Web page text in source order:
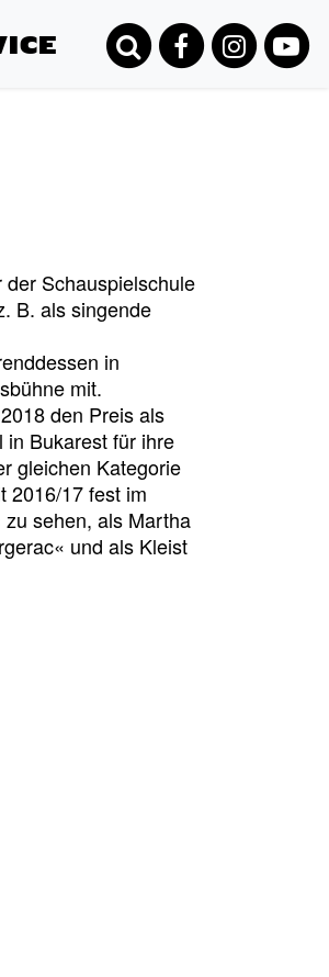
Schauspielschule
B. als singende
in
mit.
den Preis als
in Bukarest für ihre
gleichen Kategorie
2016/17 fest im
sehen, als Martha
und als Kleist